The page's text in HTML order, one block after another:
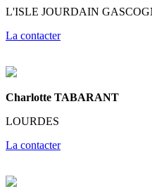
L'ISLE JOURDAIN
La contacter
Charlotte TABARANT
LOURDES
La contacter